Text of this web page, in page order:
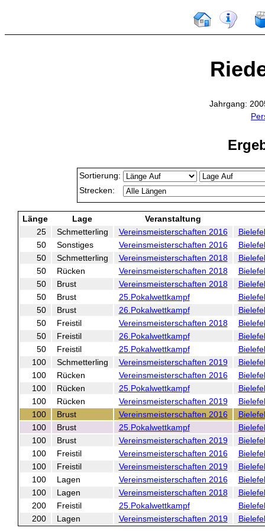
Jahrgang:
Sortierung:
Strecken:
Länge Lage
Veranstaltung
25
Schmetterling Vereinsmeisterschaften 2016
50
Sonstiges Vereinsmeisterschaften 2016
50
Schmetterling Vereinsmeisterschaften 2018
50
Rücken Vereinsmeisterschaften 2018
50
Brust Vereinsmeisterschaften 2018
50
Brust 25.Pokalwettkampf
50
Brust 26.Pokalwettkampf
50
Freistil Vereinsmeisterschaften 2018
50
Freistil 26.Pokalwettkampf
50
Freistil 25.Pokalwettkampf
100
Schmetterling Vereinsmeisterschaften 2019
100
Rücken Vereinsmeisterschaften 2016
100
Rücken 25.Pokalwettkampf
100
Rücken Vereinsmeisterschaften 2019
100
Brust Vereinsmeisterschaften 2016
100
Brust 25.Pokalwettkampf
100
Brust Vereinsmeisterschaften 2019
100
Freistil Vereinsmeisterschaften 2016
100
Freistil Vereinsmeisterschaften 2019
100
Lagen Vereinsmeisterschaften 2016
100
Lagen Vereinsmeisterschaften 2018
200
Freistil 25.Pokalwettkampf
200
Lagen Vereinsmeisterschaften 2019